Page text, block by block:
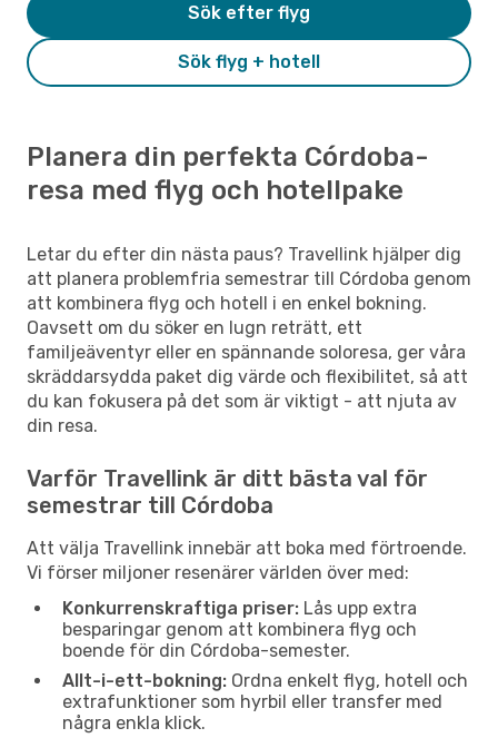
Sök flyg + hotell
Sök efter flyg
Planera din perfekta Córdoba-
resa med flyg och hotellpake
Letar du efter din nästa paus? Travellink hjälper dig
att planera problemfria semestrar till Córdoba genom
att kombinera flyg och hotell i en enkel bokning.
Oavsett om du söker en lugn reträtt, ett
familjeäventyr eller en spännande soloresa, ger våra
skräddarsydda paket dig värde och flexibilitet, så att
du kan fokusera på det som är viktigt - att njuta av
din resa.
Varför Travellink är ditt bästa val för
semestrar till Córdoba
Att välja Travellink innebär att boka med förtroende.
Vi förser miljoner resenärer världen över med:
Konkurrenskraftiga priser: Lås upp extra
besparingar genom att kombinera flyg och
boende för din Córdoba-semester.
Allt-i-ett-bokning: Ordna enkelt flyg, hotell och
extrafunktioner som hyrbil eller transfer med
några enkla klick.